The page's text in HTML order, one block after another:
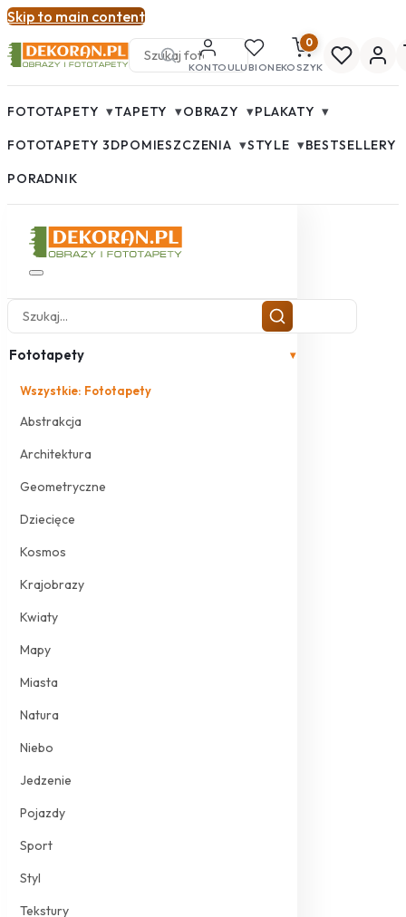
Skip to main content
KONTOULUBIONE
0
KOSZYK
FOTOTAPETY ▾TAPETY ▾OBRAZY ▾PLAKATY ▾
FOTOTAPETY 3DPOMIESZCZENIA ▾STYLE ▾BESTSELLERY
PORADNIK
Fototapety ▾
Wszystkie: Fototapety
Abstrakcja
Architektura
Geometryczne
Dziecięce
Kosmos
Krajobrazy
Kwiaty
Mapy
Miasta
Natura
Niebo
Jedzenie
Pojazdy
Sport
Styl
Tekstury